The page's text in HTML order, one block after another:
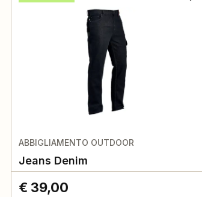
ABBIGLIAMENTO OUTDOOR
Jeans Denim
€ 39,00